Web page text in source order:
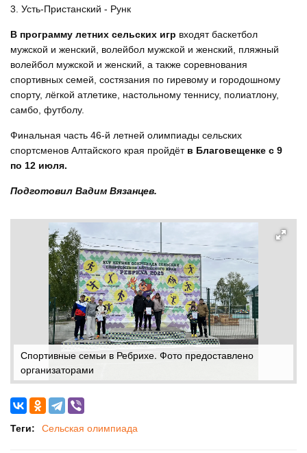
3. Усть-Пристанский - Рунк
В программу летних сельских игр входят баскетбол
мужской и женский, волейбол мужской и женский, пляжный
волейбол мужской и женский, а также соревнования
спортивных семей, состязания по гиревому и городошному
спорту, лёгкой атлетике, настольному теннису, полиатлону,
самбо, футболу.
Финальная часть 46-й летней олимпиады сельских
спортсменов Алтайского края пройдёт в Благовещенке с 9
по 12 июля.
Подготовил Вадим Вязанцев.
Спортивные семьи в Ребрихе. Фото предоставлено
организаторами
Теги: Сельская олимпиада